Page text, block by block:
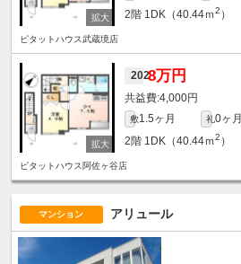
2階 1DK（40.44ｍ2 ）
ピタットハウス武蔵境店
2028万円
4,000円
敷1.5ヶ月 礼0ヶ月
2階 1DK（40.44ｍ2 ）
ピタットハウス阿佐ヶ谷店
マンション アリュール